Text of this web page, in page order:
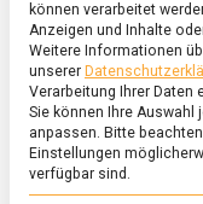
können verarbeitet
Anzeigen und Inhalte
Weitere Informationen
unserer
Verarbeitung Ihrer Daten
Sie können Ihre Auswahl
anpassen. Bitte
Einstellungen
verfügbar sind.